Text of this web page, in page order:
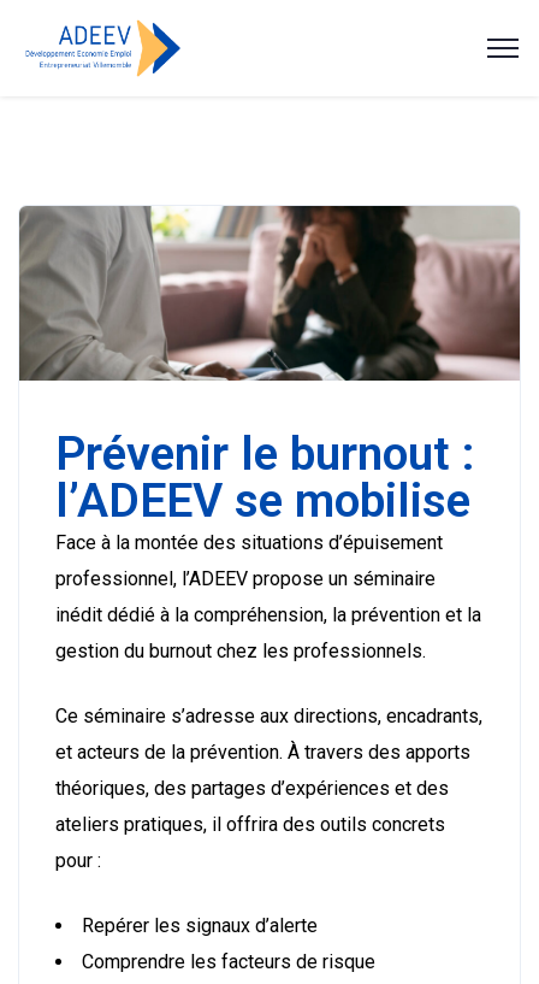
Prévenir le burnout :
l’ADEEV se mobilise
Face à la montée des situations d’épuisement
professionnel, l’ADEEV propose un séminaire
inédit dédié à la compréhension, la prévention et la
gestion du burnout chez les professionnels.
Ce séminaire s’adresse aux directions, encadrants,
et acteurs de la prévention. À travers des apports
théoriques, des partages d’expériences et des
ateliers pratiques, il offrira des outils concrets
pour :
Repérer les signaux d’alerte
Comprendre les facteurs de risque